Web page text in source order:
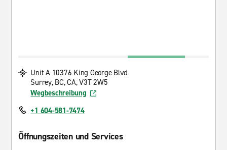
Unit A 10376 King George Blvd
Surrey, BC, CA, V3T 2W5
Wegbeschreibung
+1 604-581-7474
Öffnungszeiten und Services